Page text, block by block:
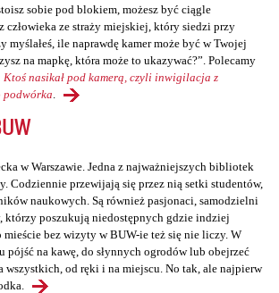
sobie pod blokiem, możesz być ciągle
człowieka ze straży miejskiej, który siedzi przy
myślałeś, ile naprawdę kamer może być w Twojej
na mapkę, która może to ukazywać?”. Polecamy
Ktoś nasikał pod kamerą, czyli inwigilacja z
podwórka
w Warszawie. Jedna z najważniejszych bibliotek
Codziennie przewijają się przez nią setki studentów,
naukowych. Są również pasjonaci, samodzielni
którzy poszukują niedostępnych gdzie indziej
bez wizyty w BUW-ie też się nie liczy. W
na kawę, do słynnych ogrodów lub obejrzeć
wszystkich, od ręki i na miejscu. No tak, ale najpierw